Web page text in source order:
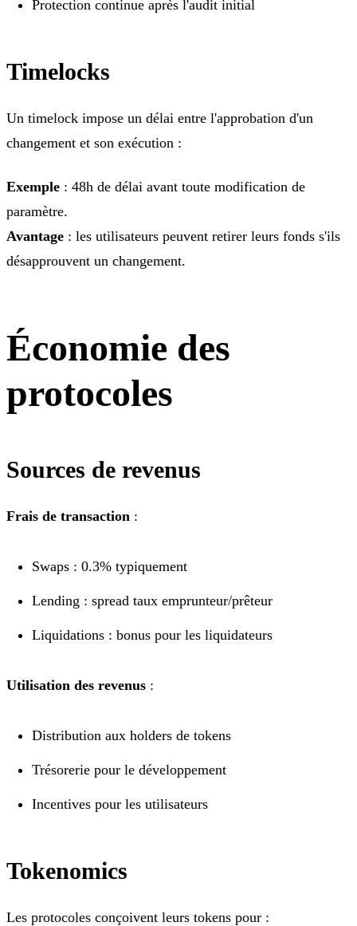
Protection continue après l'audit initial
Timelocks
Un timelock impose un délai entre l'approbation d'un
changement et son exécution :
Exemple : 48h de délai avant toute modification de
paramètre.
Avantage : les utilisateurs peuvent retirer leurs fonds s'ils
désapprouvent un changement.
Économie des
protocoles
Sources de revenus
Frais de transaction :
Swaps : 0.3% typiquement
Lending : spread taux emprunteur/prêteur
Liquidations : bonus pour les liquidateurs
Utilisation des revenus :
Distribution aux holders de tokens
Trésorerie pour le développement
Incentives pour les utilisateurs
Tokenomics
Les protocoles conçoivent leurs tokens pour :